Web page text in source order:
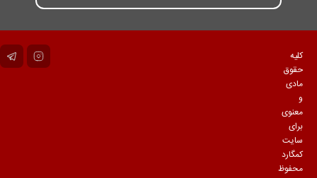
کلیه
حقوق
مادی
و
معنوی
برای
سایت
کمگارد
محفوظ